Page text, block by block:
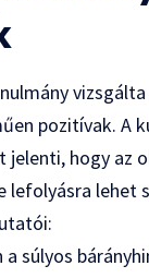
pozitívak. A
jelenti, hogy
lefolyásra lehet
súlyos